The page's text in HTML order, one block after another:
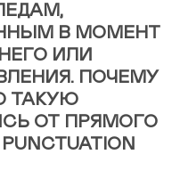
В МОМЕНТ
ИЛИ
ПОЧЕМУ
ТАКУЮ
ОТ ПРЯМОГО